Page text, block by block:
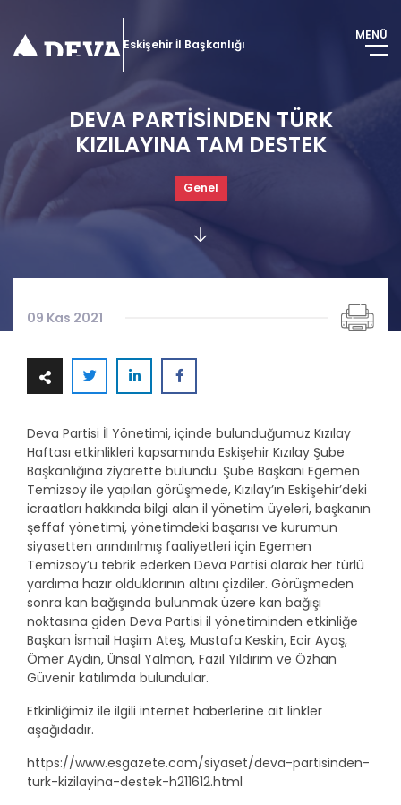
Eskişehir İl Başkanlığı
MENÜ
DEVA PARTİSİNDEN TÜRK
KIZILAYINA TAM DESTEK
Genel
09 Kas 2021
Deva Partisi İl Yönetimi, içinde bulunduğumuz Kızılay
Haftası etkinlikleri kapsamında Eskişehir Kızılay Şube
Başkanlığına ziyarette bulundu. Şube Başkanı Egemen
Temizsoy ile yapılan görüşmede, Kızılay’ın Eskişehir’deki
icraatları hakkında bilgi alan il yönetim üyeleri, başkanın
şeffaf yönetimi, yönetimdeki başarısı ve kurumun
siyasetten arındırılmış faaliyetleri için Egemen
Temizsoy’u tebrik ederken Deva Partisi olarak her türlü
yardıma hazır olduklarının altını çizdiler. Görüşmeden
sonra kan bağışında bulunmak üzere kan bağışı
noktasına giden Deva Partisi il yönetiminden etkinliğe
Başkan İsmail Haşim Ateş, Mustafa Keskin, Ecir Ayaş,
Ömer Aydın, Ünsal Yalman, Fazıl Yıldırım ve Özhan
Güvenir katılımda bulundular.
Etkinliğimiz ile ilgili internet haberlerine ait linkler
aşağıdadır.
https://www.esgazete.com/siyaset/deva-partisinden-
turk-kizilayina-destek-h211612.html